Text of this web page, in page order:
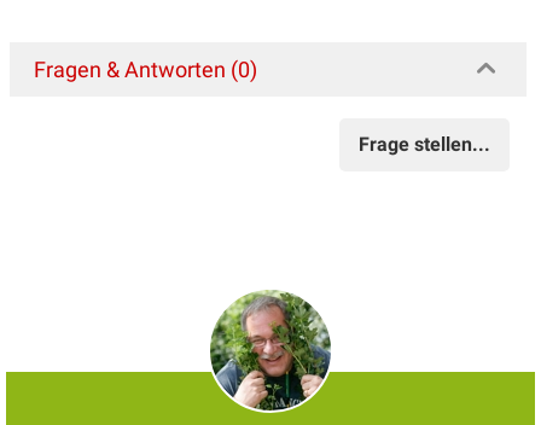
Fragen & Antworten (0)
Frage stellen...